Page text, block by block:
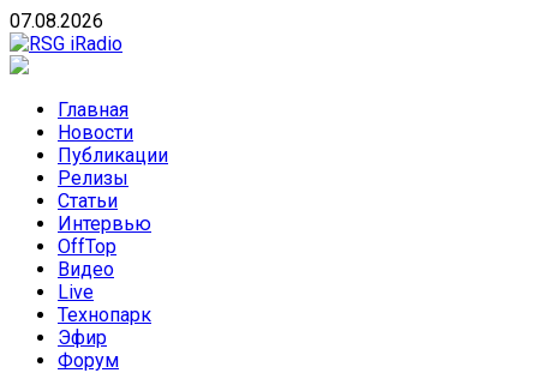
Skip
to
content
07.08.2026
направлений без возрастных ограничений
Главная
Новости
Публикации
Релизы
Статьи
Интервью
OffTop
Видео
Live
Технопарк
Эфир
Форум